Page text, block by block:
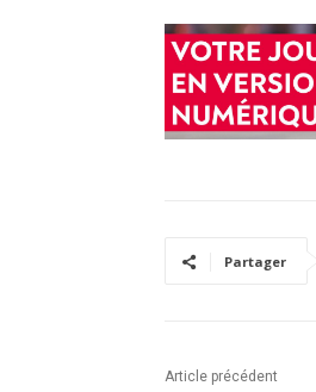
Partager
Article précédent